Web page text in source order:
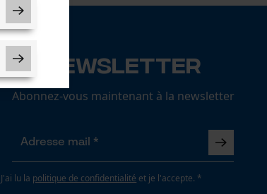
Newsletter
Abonnez-vous maintenant à la newsletter
J'ai lu la politique de confidentialité et je l'accepte. *